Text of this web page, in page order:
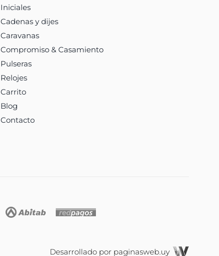
Iniciales
Cadenas y dijes
Caravanas
Compromiso & Casamiento
Pulseras
Relojes
Carrito
Blog
Contacto
Desarrollado por paginasweb.uy